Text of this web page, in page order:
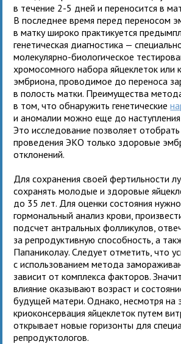
в течение 2-5 дней и переносится в
В последнее время перед переносом
в матку широко практикуется
генетическая диагностика —
молекулярно-биологическое
хромосомного набора яйцеклеток или
эмбриона, проводимое до переноса
в полость матки. Преимущества
в том, что обнаружить генетические
и аномалии можно еще до
Это исследование позволяет
проведения ЭКО только здоровые
отклонений.
Для сохранения своей фертильности
сохранять молодые и здоровые
до 35 лет. Для оценки состояния
гормональный анализ крови,
подсчет антральных фолликулов,
за репродуктивную способность, а
Папаниколау. Следует отметить, что
с использованием метода
зависит от комплекса факторов.
влияние оказывают возраст и
будущей матери. Однако, несмотря на
криоконсервация яйцеклеток путем
открывает новые горизонты для
репродуктологов.